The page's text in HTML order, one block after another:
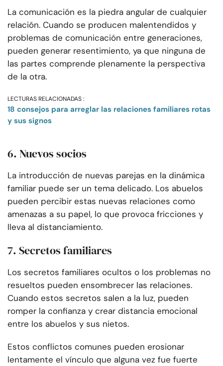
La comunicación es la piedra angular de cualquier
relación. Cuando se producen malentendidos y
problemas de comunicación entre generaciones,
pueden generar resentimiento, ya que ninguna de
las partes comprende plenamente la perspectiva
de la otra.
LECTURAS RELACIONADAS :
18 consejos para arreglar las relaciones familiares rotas
y sus signos
6. Nuevos socios
La introducción de nuevas parejas en la dinámica
familiar puede ser un tema delicado. Los abuelos
pueden percibir estas nuevas relaciones como
amenazas a su papel, lo que provoca fricciones y
lleva al distanciamiento.
7. Secretos familiares
Los secretos familiares ocultos o los problemas no
resueltos pueden ensombrecer las relaciones.
Cuando estos secretos salen a la luz, pueden
romper la confianza y crear distancia emocional
entre los abuelos y sus nietos.
Estos conflictos comunes pueden erosionar
lentamente el vínculo que alguna vez fue fuerte